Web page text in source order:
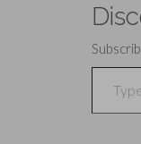
Type your email…